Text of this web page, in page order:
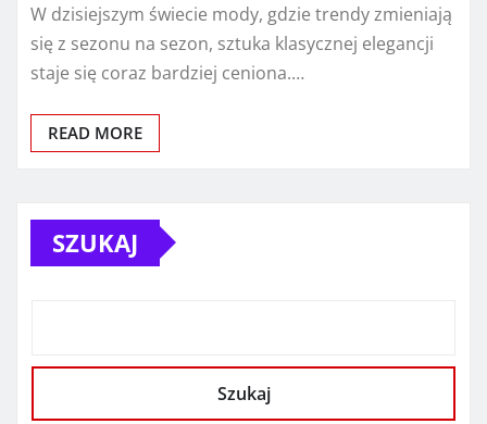
W dzisiejszym świecie mody, gdzie trendy zmieniają
się z sezonu na sezon, sztuka klasycznej elegancji
staje się coraz bardziej ceniona.…
READ MORE
SZUKAJ
Szukaj